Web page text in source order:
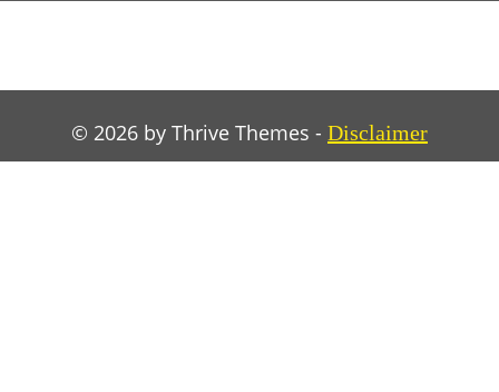
© 2026 by Thrive Themes - Disclaimer